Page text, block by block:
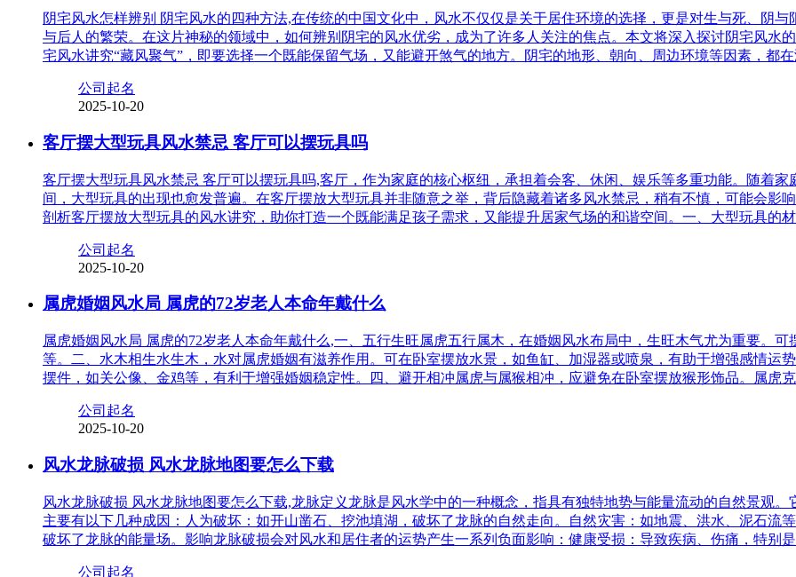
阴宅风水怎样辨别 阴宅风水的四种方法,在传统的中国文化中，风水不仅仅是关于居住环境的选择，更是对生与死、阴
与后人的繁荣。在这片神秘的领域中，如何辨别阴宅的风水优劣，成为了许多人关注的焦点。本文将深入探讨阴宅风水
宅风水讲究“藏风聚气”，即要选择一个既能保留气场，又能避开煞气的地方。阴宅的地形、朝向、周边环境等因素，都
公司起名
2025-10-20
客厅摆大型玩具风水禁忌 客厅可以摆玩具吗
客厅摆大型玩具风水禁忌 客厅可以摆玩具吗,客厅，作为家庭的核心枢纽，承担着会客、休闲、娱乐等多重功能。随着
间，大型玩具的出现也愈发普遍。在客厅摆放大型玩具并非随意之举，背后隐藏着诸多风水禁忌，稍有不慎，可能会影
剖析客厅摆放大型玩具的风水讲究，助你打造一个既能满足孩子需求，又能提升居家气场的和谐空间。一、大型玩具的
公司起名
2025-10-20
属虎婚姻风水局 属虎的72岁老人本命年戴什么
属虎婚姻风水局 属虎的72岁老人本命年戴什么,一、五行生旺属虎五行属木，在婚姻风水布局中，生旺木气尤为重要。
等。二、水木相生水生木，水对属虎婚姻有滋养作用。可在卧室摆放水景，如鱼缸、加湿器或喷泉，有助于增强感情运
摆件，如关公像、金鸡等，有利于增强婚姻稳定性。四、避开相冲属虎与属猴相冲，应避免在卧室摆放猴形饰品。属虎
公司起名
2025-10-20
风水龙脉破损 风水龙脉地图要怎么下载
风水龙脉破损 风水龙脉地图要怎么下载,龙脉定义龙脉是风水学中的一种概念，指具有独特地势与能量流动的自然景观
主要有以下几种成因：人为破坏：如开山凿石、挖池填湖，破坏了龙脉的自然走向。自然灾害：如地震、洪水、泥石流
破坏了龙脉的能量场。影响龙脉破损会对风水和居住者的运势产生一系列负面影响：健康受损：导致疾病、伤痛，特别
公司起名